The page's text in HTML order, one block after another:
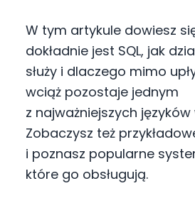
W tym artykule dowiesz
dokładnie jest SQL, jak
służy i dlaczego mimo
wciąż pozostaje jednym
z najważniejszych języków
Zobaczysz też
i poznasz popularne
które go obsługują.